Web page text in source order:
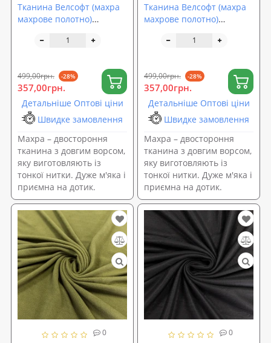
Тканина Велсофт (махра
махрове полотно)
260г/м2 ширина 210см
499,00грн. -28%
357,00грн.
Детальніше Оптові ціни
Швидке замовлення
Махра – двостороння
тканина з довгим ворсом,
яку виготовляють із
тонкої нитки. Дуже м'яка і
приємна на дотик.
Тканина Велсофт (махра
махрове полотно)
260г/м2 ширина 210см
499,00грн. -28%
357,00грн.
Детальніше Оптові ціни
Швидке замовлення
Махра – двостороння
тканина з довгим ворсом,
яку виготовляють із
тонкої нитки. Дуже м'яка і
приємна на дотик.
0 0